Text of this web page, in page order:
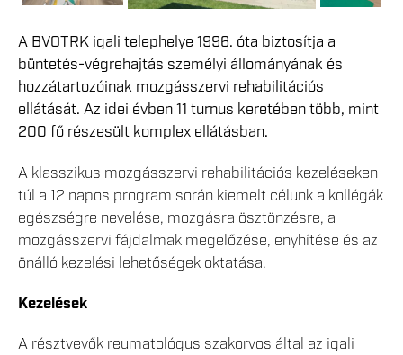
A BVOTRK igali telephelye 1996. óta biztosítja a
büntetés-végrehajtás személyi állományának és
hozzátartozóinak mozgásszervi rehabilitációs
ellátását. Az idei évben 11 turnus keretében több, mint
200 fő részesült komplex ellátásban.
A klasszikus mozgásszervi rehabilitációs kezeléseken
túl a 12 napos program során kiemelt célunk a kollégák
egészségre nevelése, mozgásra ösztönzésre, a
mozgásszervi fájdalmak megelőzése, enyhítése és az
önálló kezelési lehetőségek oktatása.
Kezelések
A résztvevők reumatológus szakorvos által az igali